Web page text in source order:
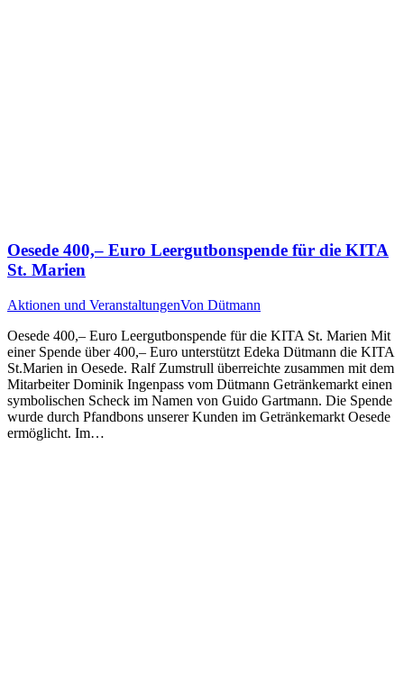
Oesede 400,– Euro Leergutbonspende für die KITA
St. Marien
Aktionen und VeranstaltungenVon Dütmann
Oesede 400,– Euro Leergutbonspende für die KITA St. Marien Mit
einer Spende über 400,– Euro unterstützt Edeka Dütmann die KITA
St.Marien in Oesede. Ralf Zumstrull überreichte zusammen mit dem
Mitarbeiter Dominik Ingenpass vom Dütmann Getränkemarkt einen
symbolischen Scheck im Namen von Guido Gartmann. Die Spende
wurde durch Pfandbons unserer Kunden im Getränkemarkt Oesede
ermöglicht. Im…